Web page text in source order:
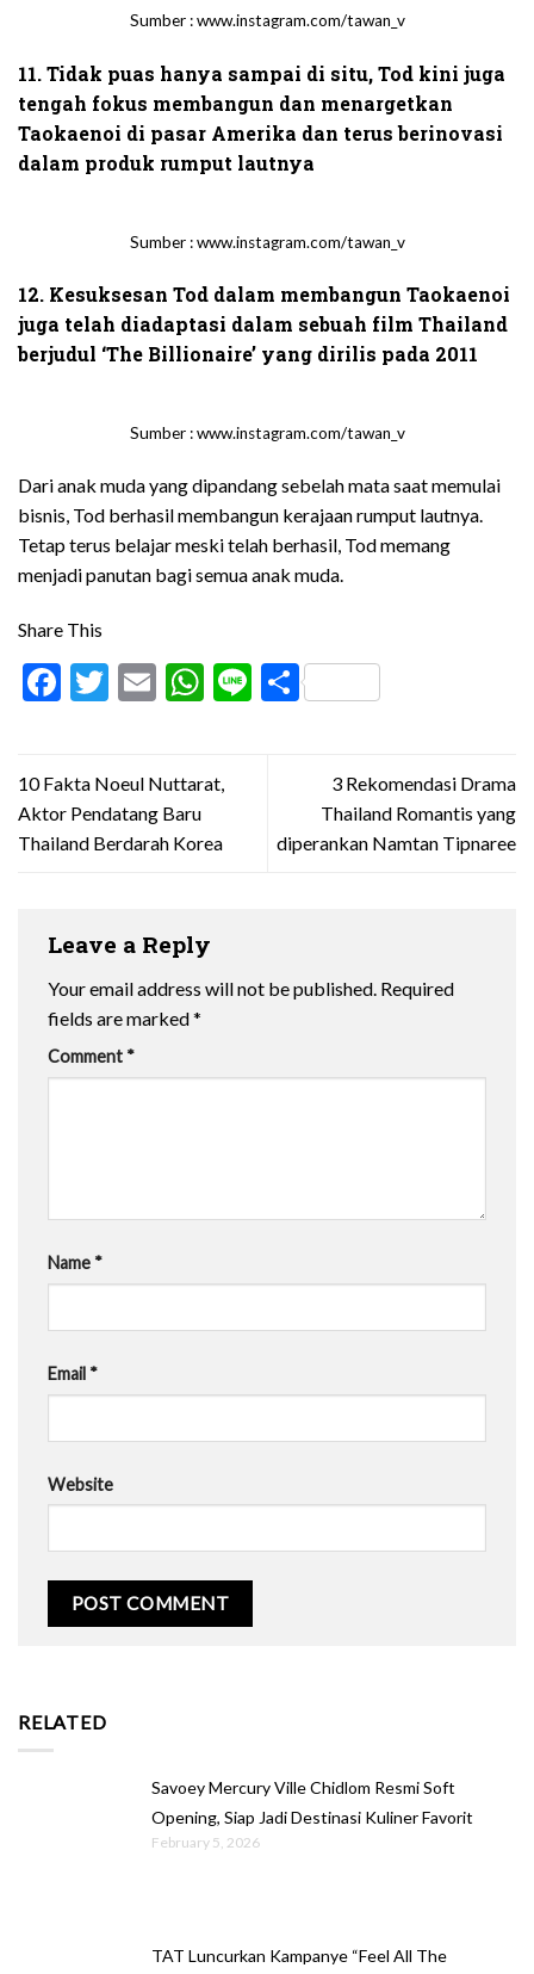
Sumber : www.instagram.com/tawan_v
11. Tidak puas hanya sampai di situ, Tod kini juga
tengah fokus membangun dan menargetkan
Taokaenoi di pasar Amerika dan terus berinovasi
dalam produk rumput lautnya
Sumber : www.instagram.com/tawan_v
12. Kesuksesan Tod dalam membangun Taokaenoi
juga telah diadaptasi dalam sebuah film Thailand
berjudul ‘The Billionaire’ yang dirilis pada 2011
Sumber : www.instagram.com/tawan_v
Dari anak muda yang dipandang sebelah mata saat memulai
bisnis, Tod berhasil membangun kerajaan rumput lautnya.
Tetap terus belajar meski telah berhasil, Tod memang
menjadi panutan bagi semua anak muda.
Share This
Facebook
Twitter
EmailWhatsApp
LineShare
10 Fakta Noeul Nuttarat,
Aktor Pendatang Baru
Thailand Berdarah Korea
3 Rekomendasi Drama
Thailand Romantis yang
diperankan Namtan Tipnaree
Leave a Reply
Your email address will not be published. Required
fields are marked*
Comment *
Name *
Email *
Website
RELATED
Savoey Mercury Ville Chidlom Resmi Soft
Opening, Siap Jadi Destinasi Kuliner Favorit
February 5, 2026
TAT Luncurkan Kampanye “Feel All The